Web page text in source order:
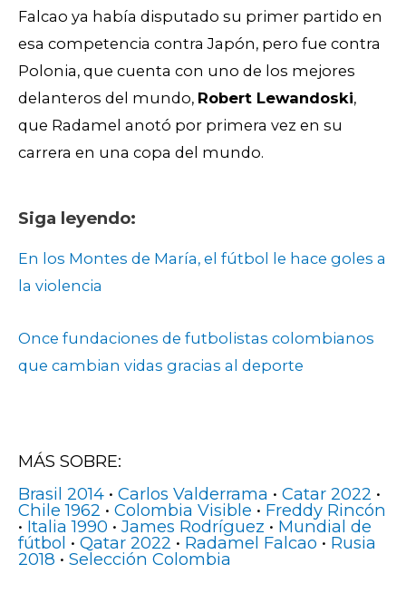
Falcao ya había disputado su primer partido en
esa competencia contra Japón, pero fue contra
Polonia, que cuenta con uno de los mejores
delanteros del mundo, Robert Lewandoski,
que Radamel anotó por primera vez en su
carrera en una copa del mundo.
Siga leyendo:
En los Montes de María, el fútbol le hace goles a
la violencia
Once fundaciones de futbolistas colombianos
que cambian vidas gracias al deporte
MÁS SOBRE:
Brasil 2014 • Carlos Valderrama • Catar 2022 •
Chile 1962 • Colombia Visible • Freddy Rincón
• Italia 1990 • James Rodríguez • Mundial de
fútbol • Qatar 2022 • Radamel Falcao • Rusia
2018 • Selección Colombia